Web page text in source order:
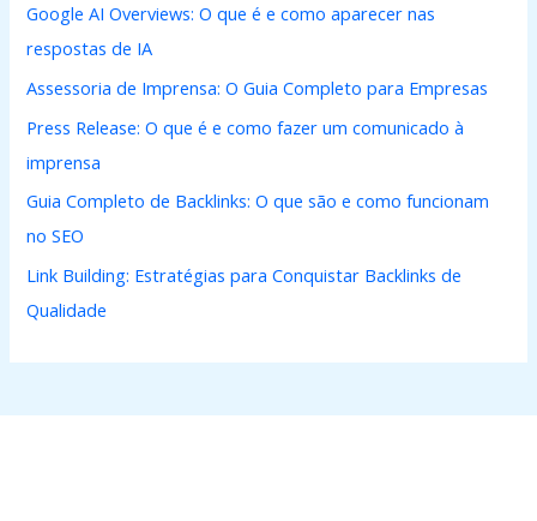
Google AI Overviews: O que é e como aparecer nas
respostas de IA
Assessoria de Imprensa: O Guia Completo para Empresas
Press Release: O que é e como fazer um comunicado à
imprensa
Guia Completo de Backlinks: O que são e como funcionam
no SEO
Link Building: Estratégias para Conquistar Backlinks de
Qualidade